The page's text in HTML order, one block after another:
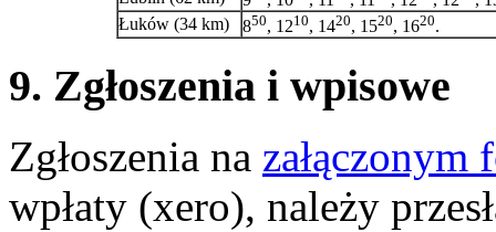
Łuków (34 km)
850, 1210, 1420, 1520, 1620.
9. Zgłoszenia i wpisowe
Zgłoszenia na załączonym
wpłaty (xero), należy